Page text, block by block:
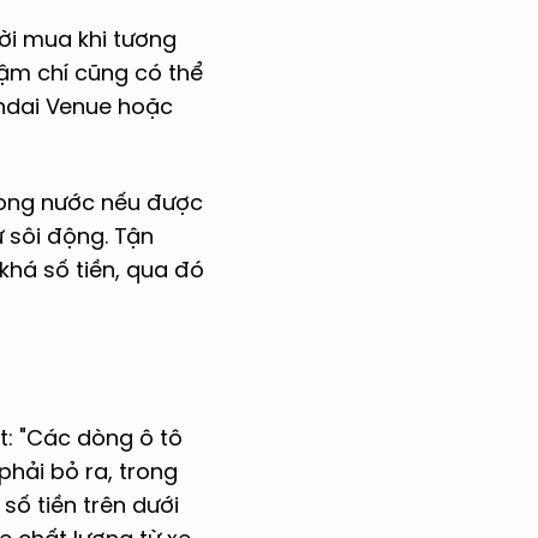
mua khi tương
chí cũng có thể
Venue hoặc
nước nếu được
động. Tận
số tiền, qua đó
"Các dòng ô tô
bỏ ra, trong
tiền trên dưới